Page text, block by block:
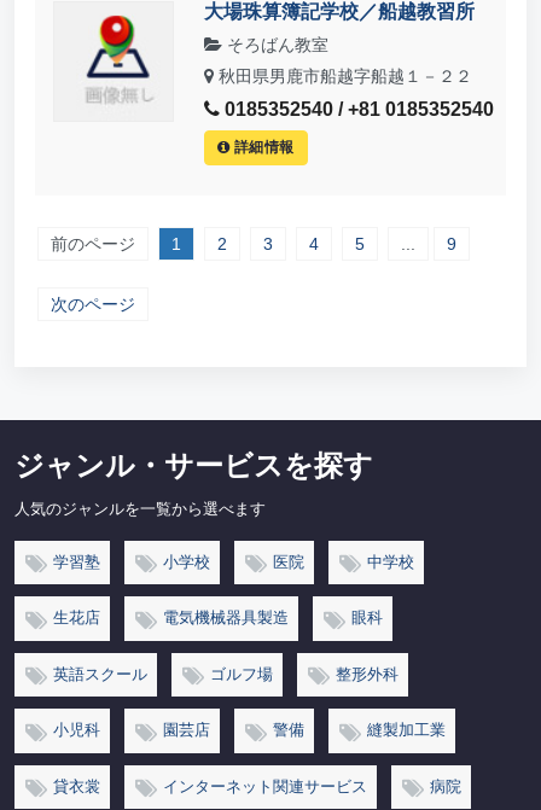
大場珠算簿記学校／船越教習所
そろばん教室
秋田県男鹿市船越字船越１－２２
0185352540 / +81 0185352540
詳細情報
前のページ 1 2 3 4 5 9
次のページ
ジャンル・サービスを探す
人気のジャンルを一覧から選べます
学習塾 小学校 医院 中学校
生花店 電気機械器具製造 眼科
英語スクール ゴルフ場 整形外科
小児科 園芸店 警備 縫製加工業
貸衣裳 インターネット関連サービス 病院